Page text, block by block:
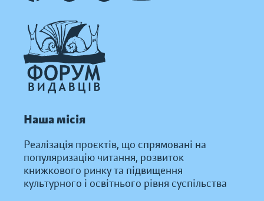
Наша місія
Реалізація проєктів, що спрямовані на
популяризацію читання, розвиток
книжкового ринку та підвищення
культурного і освітнього рівня суспільства